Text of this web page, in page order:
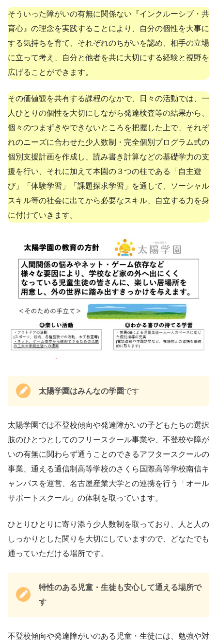
そういった障がいの有無に関係ない『インクルーシブ・共
育心』の理念を実践することにより、自分の個性を大事に
する気持ちを育て、それぞれのちがいを認め、相手の立場
に立って考え、自分と他者を共に大切にする経験と視野を
広げることができます。
その価値観を共有する課程のなかで、日々の活動では、一
人ひとりの個性を大切にしながら発達検査等の結果から、
個々のつまずきやできないところを把握した上で、それぞ
れのニーズに合わせた少人数制・完全個別プログラム式の
個別支援計画を作成し、読み書き計算などの基礎学力の支
援を行い、それに加えて本園の３つの柱である「自主遊
び」「体験学習」「課題探求学習」を通して、ソーシャル
スキル等の社会に出てから必要なスキル、自立する力を身
に付けていきます。
太陽学園はみんなの学園です
太陽学園では不登校傾向や発達障がいの子どもたちの選択
肢のひとつとしてのフリースクール事業や、不登校や障が
いの有無に関わらず通うことのできるアフタースクールの
事業、通える通信制高等学校のさくら国際高等学校南信キ
ャンパスを運営、名古屋産業大学との連携を行う「オール
サポートスクール」の体制を取っています。
ひとりひとりに寄り添う少人数制を取っており、人と人の
しっかりとした関りを大切にしていますので、どなたでも
通っていただける場所です。
特性のある児童・生徒も安心して通える場所で
す
不登校傾向や発達障がいのある児童・生徒には、勉強や対